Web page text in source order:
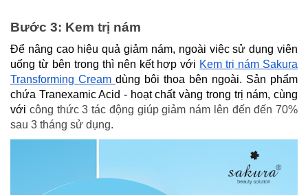
Bước 3: Kem trị nám
Để nâng cao hiệu quả giảm nám, ngoài việc sử dụng viên
uống từ bên trong thì nên kết hợp với Kem trị nám Sakura
Transforming Cream dùng bôi thoa bên ngoài. Sản phẩm
chứa Tranexamic Acid - hoạt chất vàng trong trị nám, cùng
với công thức 3 tác động giúp giảm nám lên đến đến 70%
sau 3 tháng sử dụng.